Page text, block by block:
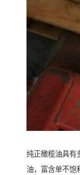
纯正橄榄油具有
油，富含单不饱